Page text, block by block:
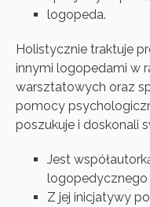
logopeda.
Holistycznie traktuje
innymi logopedami w
warsztatowych oraz
pomocy
poszukuje i doskonali
Jest
logopedycznego
Z jej inicjatywy